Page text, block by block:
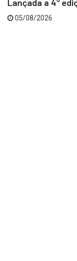
Lançada a 4°
05/08/2026